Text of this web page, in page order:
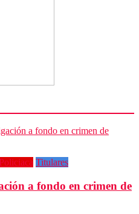
Policiaca Titulares
a fondo en crimen de